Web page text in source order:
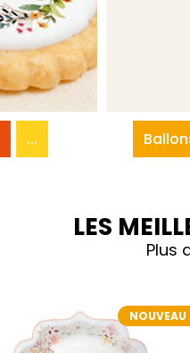
...
LES
Plus
NOUVEAU